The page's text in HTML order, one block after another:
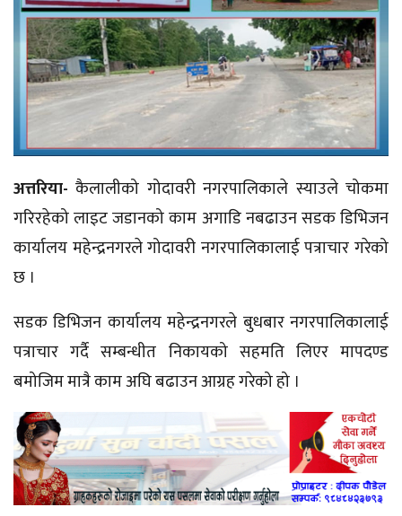
अत्तरिया-कैलालीको गोदावरी नगरपालिकाले स्याउले चोकमा
गरिरहेको लाइट जडानको काम अगाडि नबढाउन सडक डिभिजन
कार्यालय महेन्द्रनगरले गोदावरी नगरपालिकालाई पत्राचार गरेको
छ ।
सडक डिभिजन कार्यालय महेन्द्रनगरले बुधबार नगरपालिकालाई
पत्राचार गर्दै सम्बन्धीत निकायको सहमति लिएर मापदण्ड
बमोजिम मात्रै काम अघि बढाउन आग्रह गरेको हो ।